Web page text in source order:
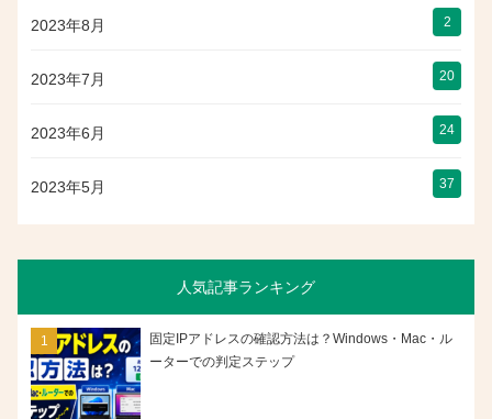
2023年8月 2
2023年7月 20
2023年6月 24
2023年5月 37
人気記事ランキング
固定IPアドレスの確認方法は？Windows・Mac・ル
ーターでの判定ステップ